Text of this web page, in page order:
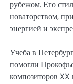
рубежом. Его
новаторством,
энергией и
Учеба в
помогли
композиторов XX